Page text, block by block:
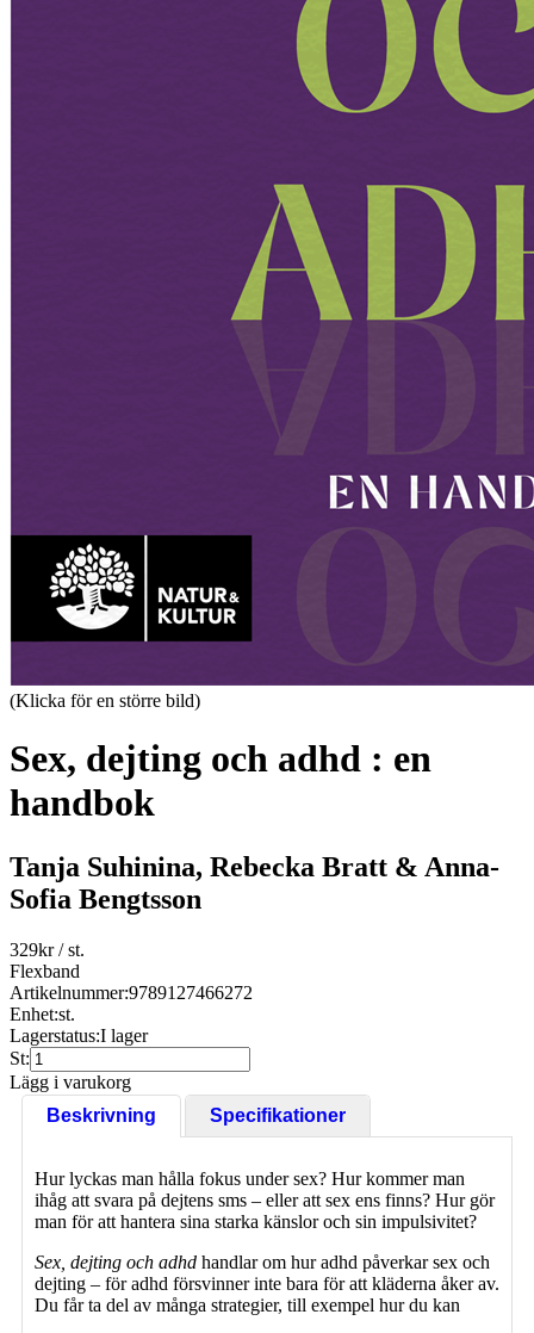
(Klicka för en större bild)
Sex, dejting och adhd : en
handbok
Tanja Suhinina, Rebecka Bratt & Anna-
Sofia Bengtsson
329kr/ st.
Flexband
Artikelnummer:9789127466272
Enhet:st.
Lagerstatus:I lager
St:
Lägg i varukorg
Beskrivning
Specifikationer
Hur lyckas man hålla fokus under sex? Hur kommer man
ihåg att svara på dejtens sms – eller att sex ens finns? Hur gör
man för att hantera sina starka känslor och sin impulsivitet?
Sex, dejting och adhd handlar om hur adhd påverkar sex och
dejting – för adhd försvinner inte bara för att kläderna åker av.
Du får ta del av många strategier, till exempel hur du kan